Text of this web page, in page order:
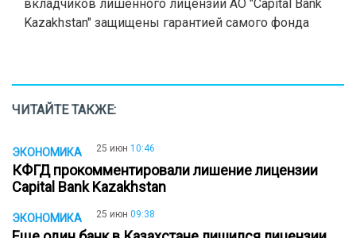
вкладчиков лишенного лицензии АО "Capital Bank
Kazakhstan" защищены гарантией самого фонда
ЧИТАЙТЕ ТАКЖЕ:
ЭКОНОМИКА 25 июн 10:46
КФГД прокомментировали лишение лицензии
Capital Bank Kazakhstan
ЭКОНОМИКА 25 июн 09:38